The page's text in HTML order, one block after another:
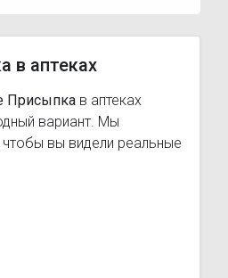
в аптеках
Присыпка в аптеках
вариант. Мы
вы видели реальные